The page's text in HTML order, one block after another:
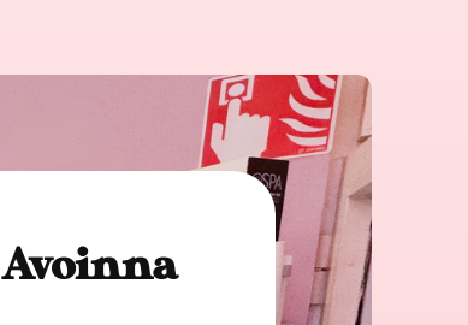
Avoinna